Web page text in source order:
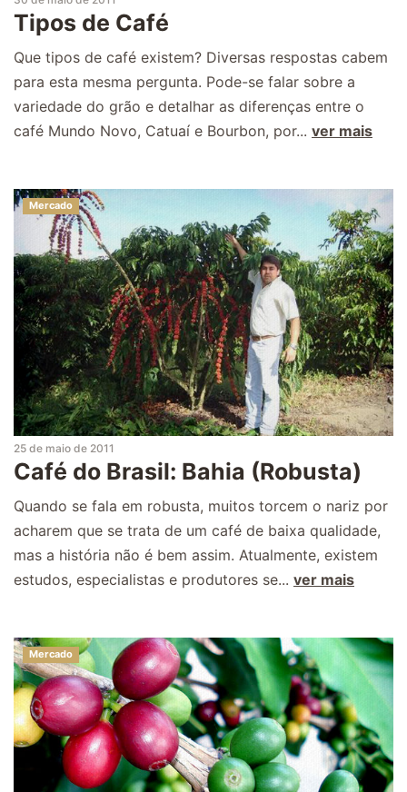
Tipos de Café
Que tipos de café existem? Diversas respostas cabem
para esta mesma pergunta. Pode-se falar sobre a
variedade do grão e detalhar as diferenças entre o
café Mundo Novo, Catuaí e Bourbon, por... ver mais
Mercado
25 de maio de 2011
Café do Brasil: Bahia (Robusta)
Quando se fala em robusta, muitos torcem o nariz por
acharem que se trata de um café de baixa qualidade,
mas a história não é bem assim. Atualmente, existem
estudos, especialistas e produtores se... ver mais
Mercado